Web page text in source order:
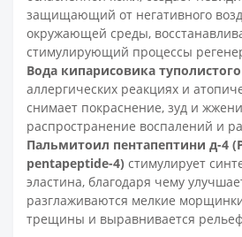
защищающий от негативного
окружающей среды,
стимулирующий процессы
Вода кипарисовика туполистого
аллергических реакциях и
снимает покраснение, зуд и
распространение воспалений и
Пальмитоил пентапептини д-4
pentapeptide-4) стимулирует
эластина, благодаря чему
разглаживаются мелкие
трещины и выравнивается